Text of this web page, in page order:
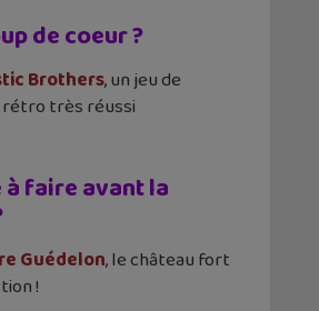
de coeur ?
Brothers, un jeu de
très réussi
faire avant la
Guédelon, le château fort
!